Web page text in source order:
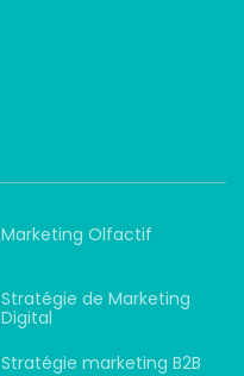
Marketing Olfactif
Stratégie de Marketing
Digital
Stratégie marketing B2B